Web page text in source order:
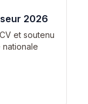
2026
et soutenu
nationale